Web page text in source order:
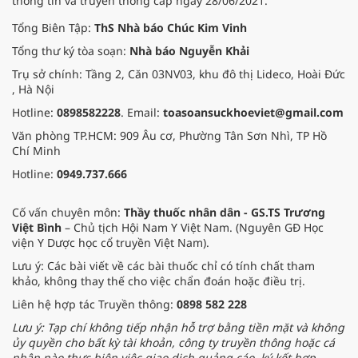
pháp Nam y thuần Việt, giúp xoa
dịu cơn đau và nâng cao sức khỏe
cho các cựu chiến binh trước sự
thay đổi đột ngột của thời tiết.
Tổng Biên Tập: ThS Nhà báo Chúc Kim Vinh
Tổng thư ký tòa soạn: Nhà báo Nguyễn Khải
Trụ sở chính: Tầng 2, Căn 03NV03, khu đô thị Lideco, Hoài Đức
, Hà Nội
Hotline: 0898582228. Email: toasoansuckhoeviet@gmail.com
Văn phòng TP.HCM: 909 Âu cơ, Phường Tân Sơn Nhì, TP Hồ
Chí Minh
Hotline: 0949.737.666
Cố vấn chuyên môn: Thầy thuốc nhân dân - GS.TS Trương
Việt Bình – Chủ tịch Hội Nam Y Việt Nam. (Nguyên GĐ Học
viện Y Dược học cổ truyền Việt Nam).
Lưu ý: Các bài viết về các bài thuốc chỉ có tính chất tham
khảo, không thay thế cho việc chẩn đoán hoặc điều trị.
Liên hệ hợp tác Truyền thông: 0898 582 228
Lưu ý: Tạp chí không tiếp nhận hỗ trợ bằng tiền mặt và không
ủy quyền cho bất kỳ tài khoản, công ty truyền thông hoặc cá